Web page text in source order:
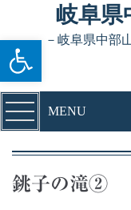
ツールバーを開く
Skip to content岐阜県
－岐阜県中部
MENU
銚子の滝②